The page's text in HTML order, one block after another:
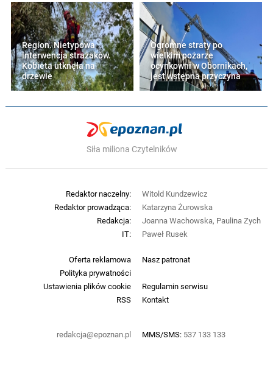
Region. Nietypowa
interwencja strażaków.
Kobieta utknęła na
drzewie
Ogromne straty po
wielkim pożarze
ocynkowni w Obornikach,
jest wstępna przyczyna
Siła miliona Czytelników
Oferta reklamowa
Nasz patronat
Polityka prywatności
Ustawienia plików cookie
Regulamin serwisu
RSS
Kontakt
redakcja@epoznan.pl MMS/SMS: 537 133 133
Redaktor naczelny:
Witold Kundzewicz
Redaktor prowadząca:
Katarzyna Żurowska
Redakcja:
Joanna Wachowska, Paulina Zych
IT:
Paweł Rusek